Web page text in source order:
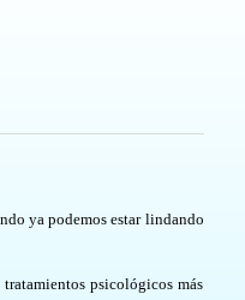
ya podemos estar lindando
psicológicos más